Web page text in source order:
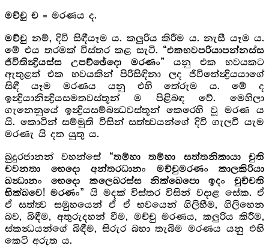
මච්චු ච = මරණය ද.
මච්චු නම්, දිවි සිඳීයෑම ය. කලුරිය කිරීම ය. නැසී යෑම ය.
මේ එය තරමක් විස්තර කළ සැටි. “එකභවපරියාපන්නස්ස
ජීවිතින්‍ද්‍රියස්ස උපච්ඡේදො මරණං” යනු එක භවයකට
ඇතුළත් එක භවයකින් පිරිසිඳිනා ලද ජීවිතේන්‍ද්‍රියයාගේ
සිඳී යෑම මරණය යනු එහි තේරුම ය. මේ ද
ඉන්‍ද්‍රියානින්‍ද්‍රියසමතවස්තූන් ම පිළිබඳ වේ. මෙහිලා
ගැනෙනුයේ ඉන්‍ද්‍රියසම්බන්‍ධවස්තූන් කෙරෙහි වූ මරණ ය
යි. කොටින් සම්මුති විසින් සත්ත්‍වයන්ගේ දිවි ගැලවී යැම
මරණැ යි දත යුතු ය.
බුදුරජානන් වහන්සේ “තම්හා තම්හා සත්තනිකායා චුති
චවනතා භෙදො අන්තරධානං මච්චුමරණං කාලකිරියා
ඛන්‍ධානං භෙදො කලෙඛරස්ස නික්ඛෙපො ඉදං චුච්චති
භික්ඛවෙ! මරණං” යි මදක් විස්තර විසින් වදාළ සේක. ඒ
ඒ සත්ත්‍ව සමුහයෙන් ඒ ඒ භවයෙන් ගිලිහීම, ගිලිහෙන
බව, බිඳීම, අතුරුදහන් වීම, මච්චු මරණය, කලුරිය කිරීම,
ස්කන්‍ධයන්ගේ බිඳීම, සිරුර බහා තැබීම මරණය යනු එහි
කෙටි අරුත ය.